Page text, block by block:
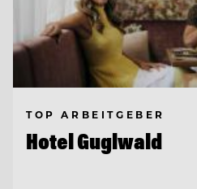
TOP ARBEITGEBER
Hotel Guglwald